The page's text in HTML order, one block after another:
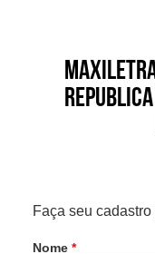
Faça seu
Nome *